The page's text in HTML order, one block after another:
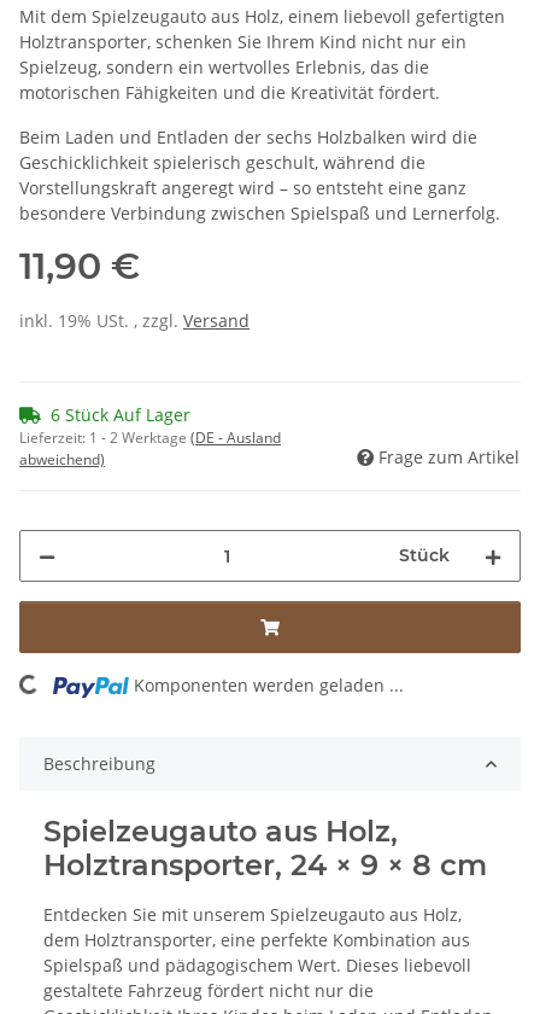
Mit dem Spielzeugauto aus Holz, einem liebevoll gefertigten
Holztransporter, schenken Sie Ihrem Kind nicht nur ein
Spielzeug, sondern ein wertvolles Erlebnis, das die
motorischen Fähigkeiten und die Kreativität fördert.
Beim Laden und Entladen der sechs Holzbalken wird die
Geschicklichkeit spielerisch geschult, während die
Vorstellungskraft angeregt wird – so entsteht eine ganz
besondere Verbindung zwischen Spielspaß und Lernerfolg.
11,90 €
inkl. 19% USt. , zzgl. Versand
6 Stück Auf Lager
Lieferzeit: 1 - 2 Werktage (DE - Ausland
abweichend)
Frage zum Artikel
Stück
Komponenten werden geladen ...
Beschreibung
Spielzeugauto aus Holz,
Holztransporter, 24 × 9 × 8 cm
Entdecken Sie mit unserem Spielzeugauto aus Holz,
dem Holztransporter, eine perfekte Kombination aus
Spielspaß und pädagogischem Wert. Dieses liebevoll
gestaltete Fahrzeug fördert nicht nur die